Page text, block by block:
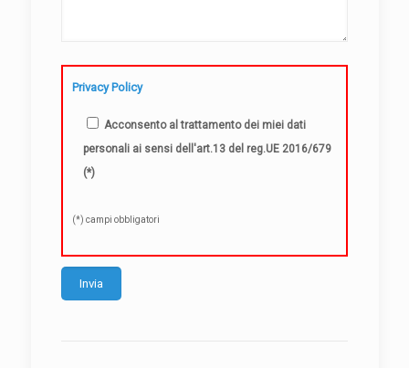
Privacy Policy
Acconsento al trattamento dei miei dati
personali ai sensi dell'art.13 del reg.UE 2016/679
(*)
(*) campi obbligatori